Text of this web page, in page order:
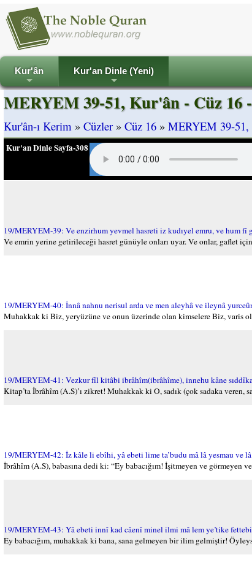
+
Kur'ân
+
Kur'an Dinle (Yeni)
MERYEM 39-51, Kur'ân - Cüz 16
Kur'ân-ı Kerim » Cüzler » Cüz 16 » MERYEM 39-51,
Kur'an Dinle Sayfa-308
19/MERYEM-39: Ve enzirhum yevmel hasreti iz kudıyel emru, ve hum fî
Ve emrin yerine getirileceği hasret günüyle onları uyar. Ve onlar, gaflet
19/MERYEM-40: İnnâ nahnu nerisul arda ve men aleyhâ ve ileynâ
Muhakkak ki Biz, yeryüzüne ve onun üzerinde olan kimselere Biz, varis
19/MERYEM-41: Vezkur fîl kitâbi ibrâhîm(ibrâhîme), innehu kâne
Kitap’ta İbrâhîm (A.S)’ı zikret! Muhakkak ki O, sadık (çok sadaka
19/MERYEM-42: İz kâle li ebîhi, yâ ebeti lime ta’budu mâ lâ yesmau ve lâ
İbrâhîm (A.S), babasına dedi ki: “Ey babacığım! İşitmeyen ve görmeyen
19/MERYEM-43: Yâ ebeti innî kad câenî minel ilmi mâ lem ye’tike
Ey babacığım, muhakkak ki bana, sana gelmeyen bir ilim gelmiştir!